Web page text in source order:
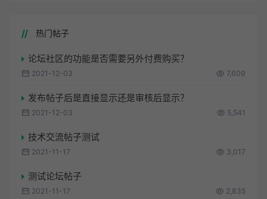
热门帖子
论坛社区的功能是否需要另外付费购买？
2021-12-03 7,609
发布帖子后是直接显示还是审核后显示？
2021-12-03 5,541
技术交流帖子测试
2021-11-17 3,017
测试论坛帖子
2021-11-17 2,835